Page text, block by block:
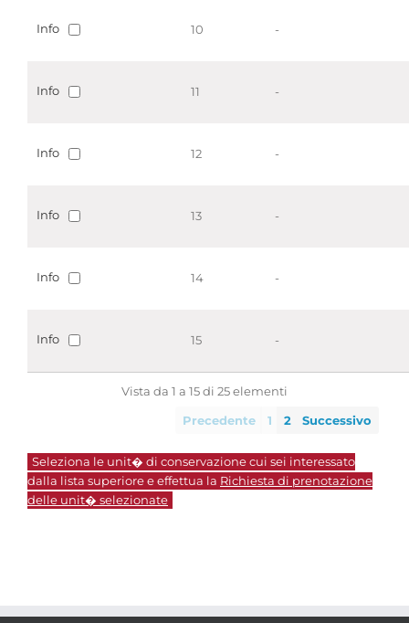
Info 10 -
Info 11 -
Info 12 -
Info 13 -
Info 14 -
Info 15 -
Vista da 1 a 15 di 25 elementi
Precedente 1 2 Successivo
Seleziona le unit� di conservazione cui sei interessato
dalla lista superiore e effettua la Richiesta di prenotazione
delle unit� selezionate